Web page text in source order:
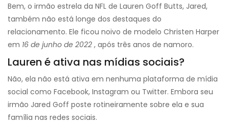
Bem, o irmão estrela da NFL de Lauren Goff Butts, Jared,
também não está longe dos destaques do
relacionamento. Ele ficou noivo de modelo Christen Harper
em 16 de junho de 2022 , após três anos de namoro.
Lauren é ativa nas mídias sociais?
Não, ela não está ativa em nenhuma plataforma de mídia
social como Facebook, Instagram ou Twitter. Embora seu
irmão Jared Goff poste rotineiramente sobre ela e sua
família nas redes sociais.